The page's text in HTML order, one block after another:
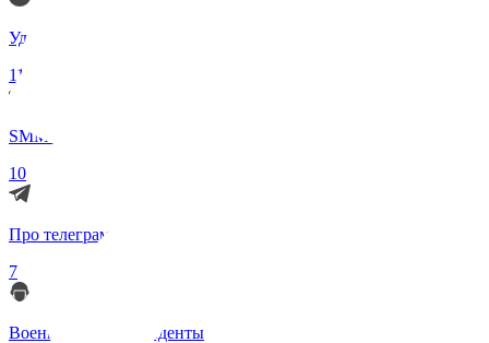
Удаленка (Работа)
11
SMM (Social Media)
10
Про телеграмм
7
Военные корреспонденты